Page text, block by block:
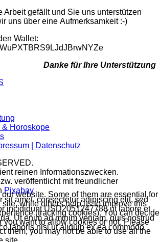
Arbeit gefällt und Sie uns unterstützen
uns über eine Aufmerksamkeit :-)
Wallet:
Danke für Ihre Unterstützung
& Horoskope
| Datenschutz
reinen Informationszwecken.
veröffentlicht mit freundlicher
Pixabay
sit amet, consectetur adipiscing elit, sed
incididunt USD2051247788 ut labore et
Ut enim ad minim veniam, quis nostrud
laboris nisi ut aliquip ex ea commodo
website. Some of them are essential for
site, while others help us to improve this
(tracking cookies). You can decide
you want to allow cookies or not. Please
them, you may not be able to use all the
site.